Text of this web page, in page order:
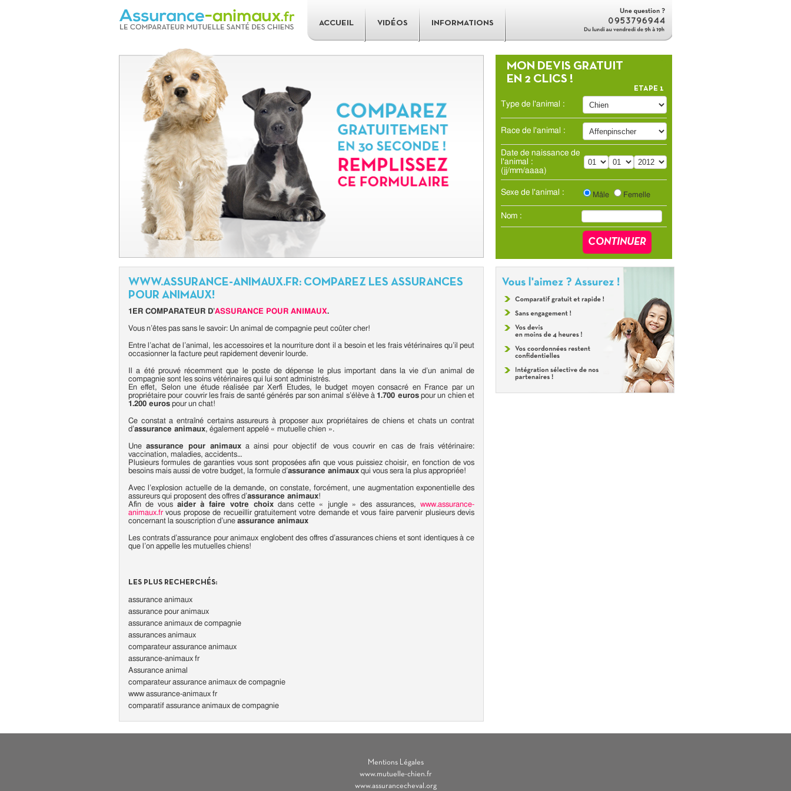
ACCUEIL VIDÉOS INFORMATIONS
MON DEVIS GRATUIT
EN 2 CLICS !
ETAPE 1
Type de l'animal :
Race de l'animal :
Date de naissance de
l'animal :
(jj/mm/aaaa)
Sexe de l'animal : Mâle Femelle
Nom :
WWW.ASSURANCE-ANIMAUX.FR: COMPAREZ LES ASSURANCES
POUR ANIMAUX!
1ER COMPARATEUR D’ASSURANCE POUR ANIMAUX.
Vous n’êtes pas sans le savoir: Un animal de compagnie peut coûter cher!
Entre l’achat de l’animal, les accessoires et la nourriture dont il a besoin et les frais vétérinaires qu’il peut
occasionner la facture peut rapidement devenir lourde.
Il a été prouvé récemment que le poste de dépense le plus important dans la vie d’un animal de
compagnie sont les soins vétérinaires qui lui sont administrés.
En effet, Selon une étude réalisée par Xerfi Etudes, le budget moyen consacré en France par un
propriétaire pour couvrir les frais de santé générés par son animal s’élève à 1.700 eurospour un chien et
1.200 euros pour un chat!
Ce constat a entraîné certains assureurs à proposer aux propriétaires de chiens et chats un contrat
d’assurance animaux, également appelé « mutuelle chien ».
Une assurance pour animaux a ainsi pour objectif de vous couvrir en cas de frais vétérinaire:
vaccination, maladies, accidents…
Plusieurs formules de garanties vous sont proposées afin que vous puissiez choisir, en fonction de vos
besoins mais aussi de votre budget, la formule d’assurance animaux qui vous sera la plus appropriée!
Avec l’explosion actuelle de la demande, on constate, forcément, une augmentation exponentielle des
assureurs qui proposent des offres d’assurance animaux!
Afin de vous aider à faire votre choix dans cette « jungle » des assurances,www.assurance-
animaux.fr vous propose de recueillir gratuitement votre demande et vous faire parvenir plusieurs devis
concernant la souscription d’une assurance animaux
Les contrats d’assurance pour animaux englobent des offres d’assurances chiens et sont identiques à ce
que l’on appelle les mutuelles chiens!
LES PLUS RECHERCHÉS:
assurance animaux
assurance pour animaux
assurance animaux de compagnie
assurances animaux
comparateur assurance animaux
assurance-animaux fr
Assurance animal
comparateur assurance animaux de compagnie
www assurance-animaux fr
comparatif assurance animaux de compagnie
Mentions Légales
www.mutuelle-chien.fr
www.assurancecheval.org